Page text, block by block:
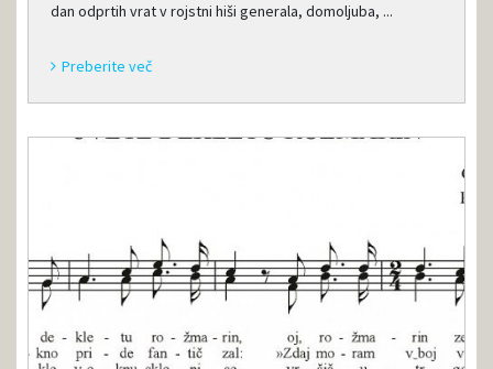
dan odprtih vrat v rojstni hiši generala, domoljuba, ...
Preberite več